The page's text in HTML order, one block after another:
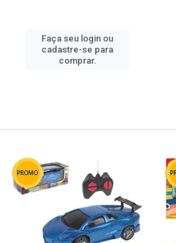
Faça seu login ou
cadastre-se para
comprar.